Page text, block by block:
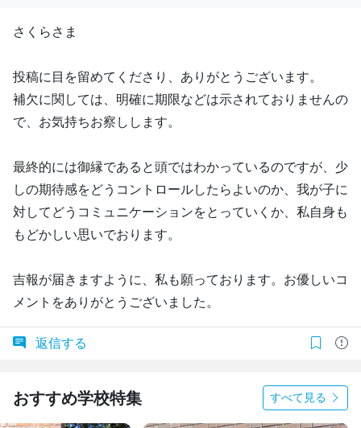
さくらさま
投稿に目を留めてくださり、ありがとうございます。
補欠に関しては、明確に期限などは示されておりませんの
で、お気持ちお察しします。
最終的には御縁であると頭ではわかっているのですが、少
しの期待感をどうコントロールしたらよいのか、我が子に
対してどうコミュニケーションをとっていくか、私自身も
もどかしい思いでおります。
吉報が届きますように、私も願っております。お優しいコ
メントをありがとうございました。
返信する
おすすめ学校特集 すべて見る